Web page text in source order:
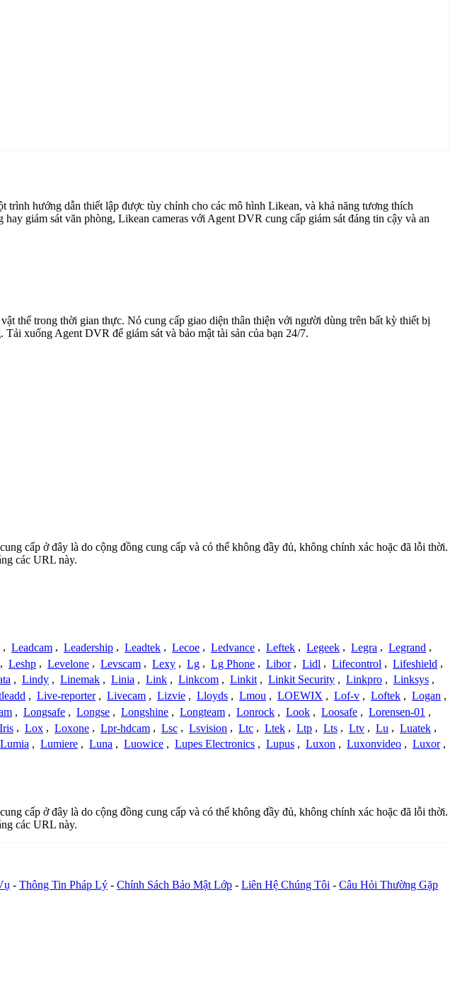
hướng dẫn thiết lập được tùy chỉnh cho các mô hình Likean, và khả năng tương thích
giám sát văn phòng, Likean cameras với Agent DVR cung cấp giám sát đáng tin cậy và an
thể trong thời gian thực. Nó cung cấp giao diện thân thiện với người dùng trên bất kỳ thiết bị
xuống Agent DVR để giám sát và bảo mật tài sản của bạn 24/7.
cấp ở đây là do cộng đồng cung cấp và có thể không đầy đủ, không chính xác hoặc đã lỗi thời.
các URL này.
, Leadcam , Leadership , Leadtek , Lecoe , Ledvance , Leftek , Legeek , Legra , Legrand ,
, Leshp , Levelone , Levscam , Lexy , Lg , Lg Phone , Libor , Lidl , Lifecontrol , Lifeshield ,
, Lindy , Linemak , Linia , Link , Linkcom , Linkit , Linkit Security , Linkpro , Linksys ,
, Live-reporter , Livecam , Lizvie , Lloyds , Lmou , LOEWIX , Lof-v , Loftek , Logan ,
, Longsafe , Longse , Longshine , Longteam , Lonrock , Look , Loosafe , Lorensen-01 ,
, Lox , Loxone , Lpr-hdcam , Lsc , Lsvision , Ltc , Ltek , Ltp , Lts , Ltv , Lu , Luatek ,
Lumia , Lumiere , Luna , Luowice , Lupes Electronics , Lupus , Luxon , Luxonvideo , Luxor ,
cấp ở đây là do cộng đồng cung cấp và có thể không đầy đủ, không chính xác hoặc đã lỗi thời.
các URL này.
- Thông Tin Pháp Lý - Chính Sách Bảo Mật Lớp - Liên Hệ Chúng Tôi - Câu Hỏi Thường Gặp